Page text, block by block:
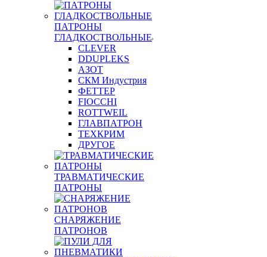
ПАТРОНЫ
ГЛАДКОСТВОЛЬНЫЕ
CLEVER
DDUPLEKS
АЗОТ
СКМ Индустрия
ФЕТТЕР
FIOCCHI
ROTTWEIL
ГЛАВПАТРОН
ТЕХКРИМ
ДРУГОЕ
ТРАВМАТИЧЕСКИЕ
ПАТРОНЫ
СНАРЯЖЕНИЕ
ПАТРОНОВ